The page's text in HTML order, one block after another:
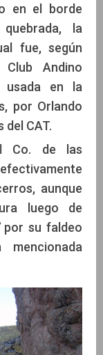
en el borde
la
fue, según
Andino
usada en la
por Orlando
CAT.
Co. de las
aunque
luego de
por su faldeo